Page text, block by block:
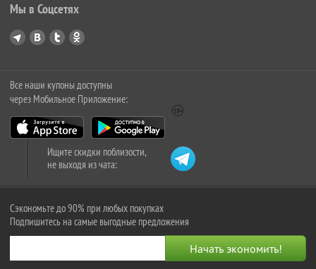
Мы в Соцсетях
Все наши купоны доступны
через Мобильное Приложение:
Ищите скидки поблизости,
не выходя из чата:
Сэкономьте до 90% при любых покупках
Подпишитесь на самые выгодные предложения